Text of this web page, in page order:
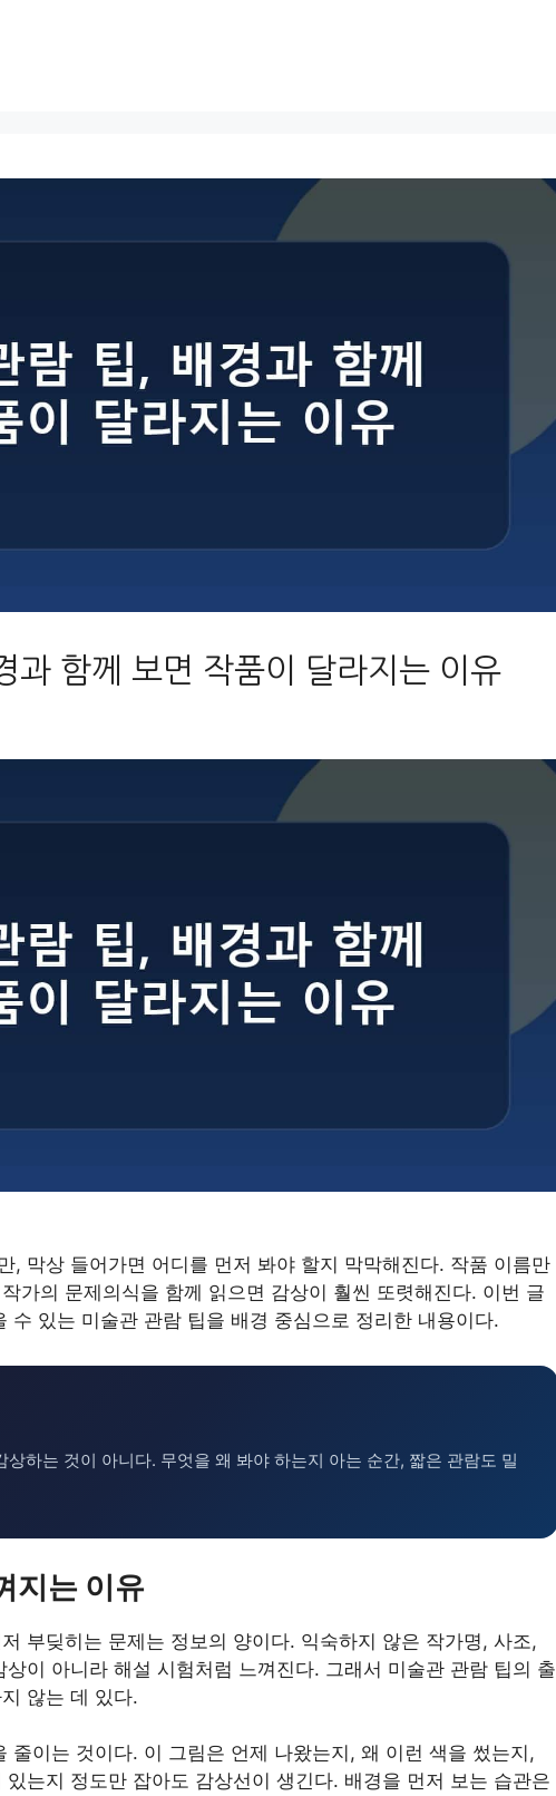
과 함께 보면 작품이 달라지는 이유
, 막상 들어가면 어디를 먼저 봐야 할지 막막해진다. 작품 이름만
가의 문제의식을 함께 읽으면 감상이 훨씬 또렷해진다. 이번 글
수 있는 미술관 관람 팁을 배경 중심으로 정리한 내용이다.
하는 것이 아니다. 무엇을 왜 봐야 하는지 아는 순간, 짧은 관람도 밀
지는 이유
부딪히는 문제는 정보의 양이다. 익숙하지 않은 작가명, 사조,
이 아니라 해설 시험처럼 느껴진다. 그래서 미술관 관람 팁의 출
않는 데 있다.
줄이는 것이다. 이 그림은 언제 나왔는지, 왜 이런 색을 썼는지,
는지 정도만 잡아도 감상선이 생긴다. 배경을 먼저 보는 습관은